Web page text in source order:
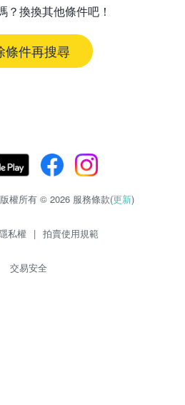
？換換其他條件吧！
條件再搜尋
權所有 © 2026 服務條款(更新)
私權 | 拍賣使用規範
交易安全